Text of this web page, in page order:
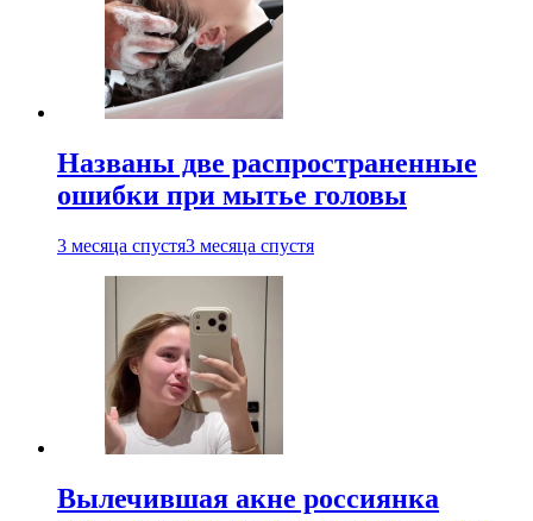
Названы две распространенные
ошибки при мытье головы
3 месяца спустя3 месяца спустя
Вылечившая акне россиянка